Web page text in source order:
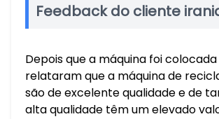
Feedback do cliente
Depois que a máquina foi
relataram que a máquina de
são de excelente qualidade e de
alta qualidade têm um elevado